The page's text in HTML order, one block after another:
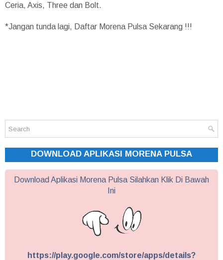
Ceria, Axis, Three dan Bolt.
*Jangan tunda lagi, Daftar Morena Pulsa Sekarang !!!
DOWNLOAD APLIKASI MORENA PULSA
Download Aplikasi Morena Pulsa Silahkan Klik Di Bawah
Ini
https://play.google.com/store/apps/details?